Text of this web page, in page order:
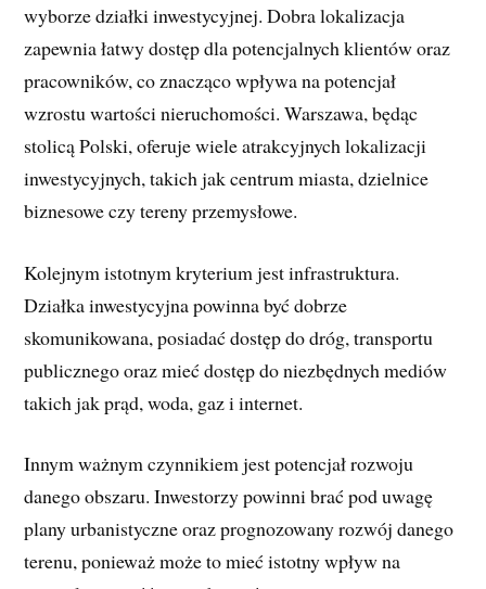
wyborze działki inwestycyjnej. Dobra lokalizacja
zapewnia łatwy dostęp dla potencjalnych klientów oraz
pracowników, co znacząco wpływa na potencjał
wzrostu wartości nieruchomości. Warszawa, będąc
stolicą Polski, oferuje wiele atrakcyjnych lokalizacji
inwestycyjnych, takich jak centrum miasta, dzielnice
biznesowe czy tereny przemysłowe.
Kolejnym istotnym kryterium jest infrastruktura.
Działka inwestycyjna powinna być dobrze
skomunikowana, posiadać dostęp do dróg, transportu
publicznego oraz mieć dostęp do niezbędnych mediów
takich jak prąd, woda, gaz i internet.
Innym ważnym czynnikiem jest potencjał rozwoju
danego obszaru. Inwestorzy powinni brać pod uwagę
plany urbanistyczne oraz prognozowany rozwój danego
terenu, ponieważ może to mieć istotny wpływ na